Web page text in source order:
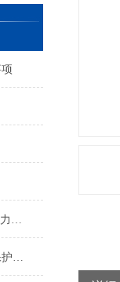
YS-100A工业数字压力表（压力变送器）
精密数显压力表自动关机及保护功能